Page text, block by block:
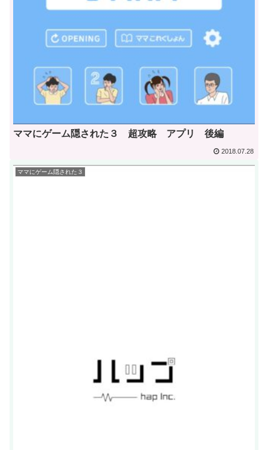
ママにゲーム隠された３ 超攻略 アプリ 後編
2018.07.28
ママにゲーム隠された３